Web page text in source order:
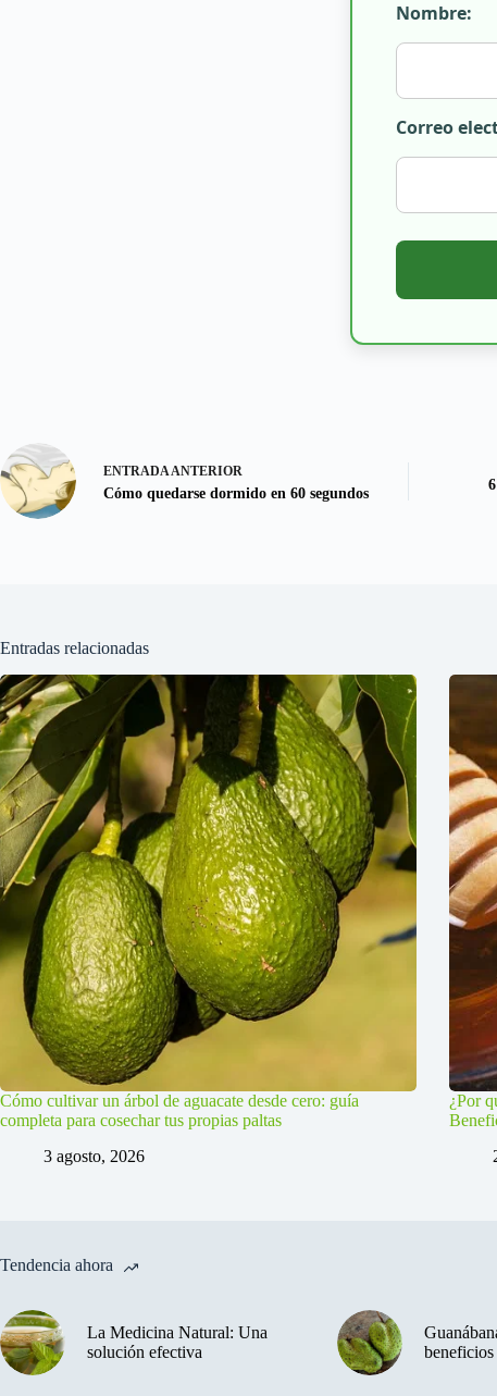
Nombre:
Correo
ENTRADA ANTERIOR
Cómo quedarse dormido en 60 segundos
Entradas relacionadas
Cómo cultivar un árbol de aguacate desde cero: guía
completa para cosechar tus propias paltas
3 agosto, 2026
¿Por
Tendencia ahora
La Medicina Natural: Una
solución efectiva